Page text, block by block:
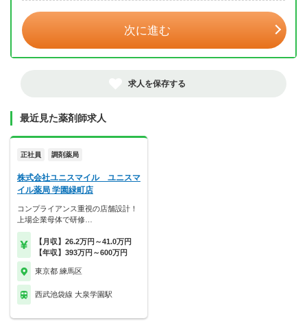
次に進む
求人を保存する
最近見た薬剤師求人
正社員 調剤薬局
株式会社ユニスマイル ユニスマ
イル薬局 学園緑町店
コンプライアンス重視の店舗設計！
上場企業母体で研修…
【月収】26.2万円～41.0万円
【年収】393万円～600万円
東京都 練馬区
西武池袋線 大泉学園駅